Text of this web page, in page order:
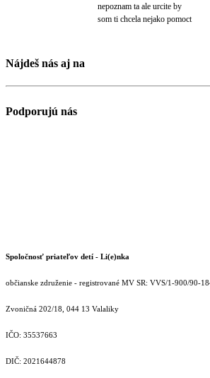
nepoznam ta ale urcite by
som ti chcela nejako pomoct
Nájdeš nás aj na
Podporujú nás
Spoločnosť priateľov detí - Li(e)nka
občianske združenie - registrované MV SR: VVS/1-900/90-
Zvoničná 202/18, 044 13 Valaliky
IČO: 35537663
DIČ: 2021644878